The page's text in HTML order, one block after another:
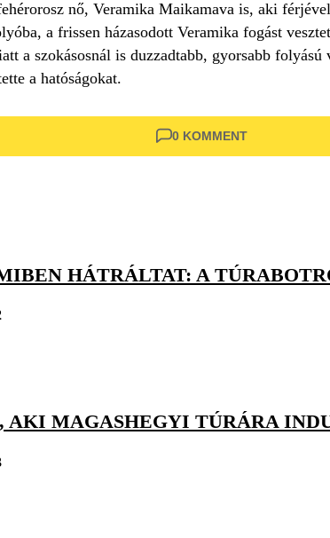
nő, Veramika Maikamava is, aki
a frissen házasodott Veramika fogást
a szokásosnál is duzzadtabb, gyorsabb
a hatóságokat.
0 KOMMENT
HÁTRÁLTAT: A
AKI MAGASHEGYI TÚRÁRA